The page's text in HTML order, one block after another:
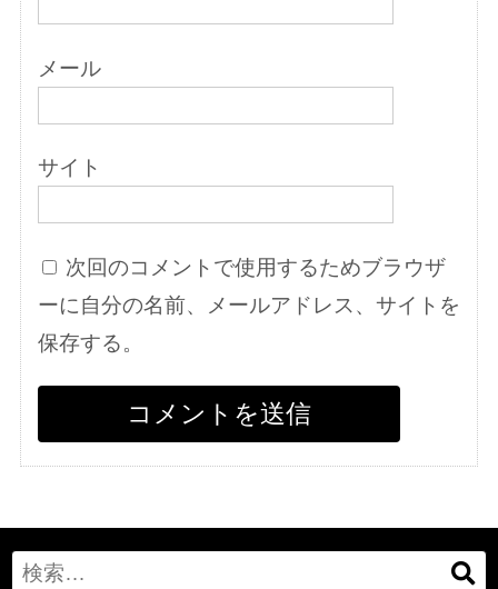
メール
サイト
次回のコメントで使用するためブラウザ
ーに自分の名前、メールアドレス、サイトを
保存する。
Search